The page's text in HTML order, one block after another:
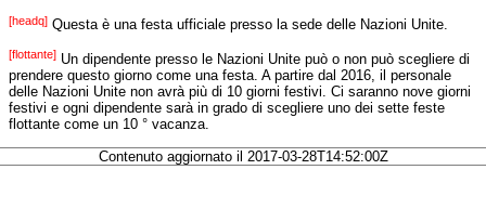
[headq] Questa è una festa ufficiale presso la sede delle Nazioni Unite.
[flottante] Un dipendente presso le Nazioni Unite può o non può scegliere di
prendere questo giorno come una festa. A partire dal 2016, il personale
delle Nazioni Unite non avrà più di 10 giorni festivi. Ci saranno nove giorni
festivi e ogni dipendente sarà in grado di scegliere uno dei sette feste
flottante come un 10 ° vacanza.
Contenuto aggiornato il 2017-03-28T14:52:00Z